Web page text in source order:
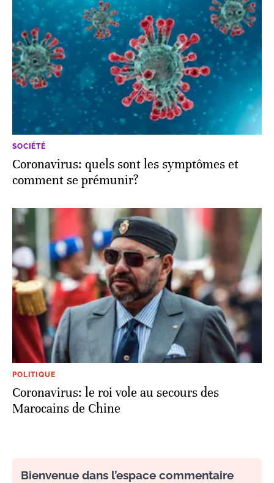
SOCIÉTÉ
Coronavirus: quels sont les symptômes et
comment se prémunir?
POLITIQUE
Coronavirus: le roi vole au secours des
Marocains de Chine
Bienvenue dans l’espace commentaire